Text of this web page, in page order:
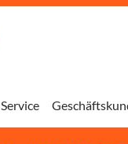
Service